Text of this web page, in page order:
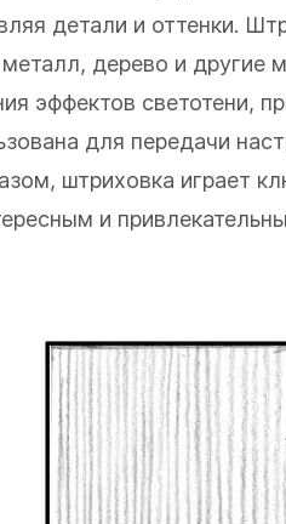
детали и оттенки.
металл, дерево и
эффектов светотени,
для передачи
штриховка играет
и